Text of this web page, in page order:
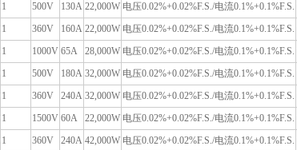
1 500V 130A 22,000W 电压0.02%+0.02%F.S./电流0.1%+0.1%F.S.
1 360V 160A 22,000W 电压0.02%+0.02%F.S./电流0.1%+0.1%F.S.
1 1000V 65A 28,000W 电压0.02%+0.02%F.S./电流0.1%+0.1%F.S.
1 500V 180A 32,000W 电压0.02%+0.02%F.S./电流0.1%+0.1%F.S.
1 360V 240A 32,000W 电压0.02%+0.02%F.S./电流0.1%+0.1%F.S.
1 1500V 60A 22,000W 电压0.02%+0.02%F.S./电流0.1%+0.1%F.S.
1 360V 240A 42,000W 电压0.02%+0.02%F.S./电流0.1%+0.1%F.S.